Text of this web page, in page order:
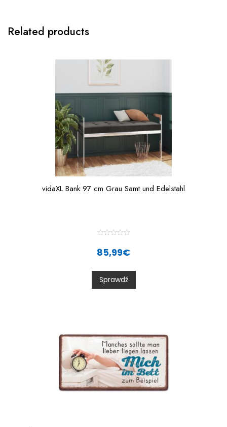
Related products
vidaXL Bank 97 cm Grau Samt und Edelstahl
a
t
0
o
t
85,99€
Sprawdź